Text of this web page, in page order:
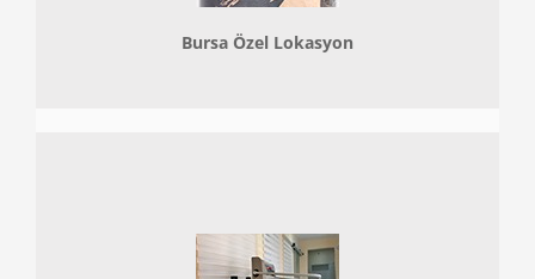
Bursa Özel Lokasyon